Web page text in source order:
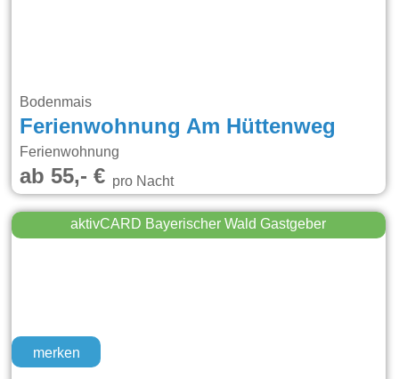
Bodenmais
Ferienwohnung Am Hüttenweg
Ferienwohnung
ab 55,- €pro Nacht
merken
aktivCARD Bayerischer Wald Gastgeber